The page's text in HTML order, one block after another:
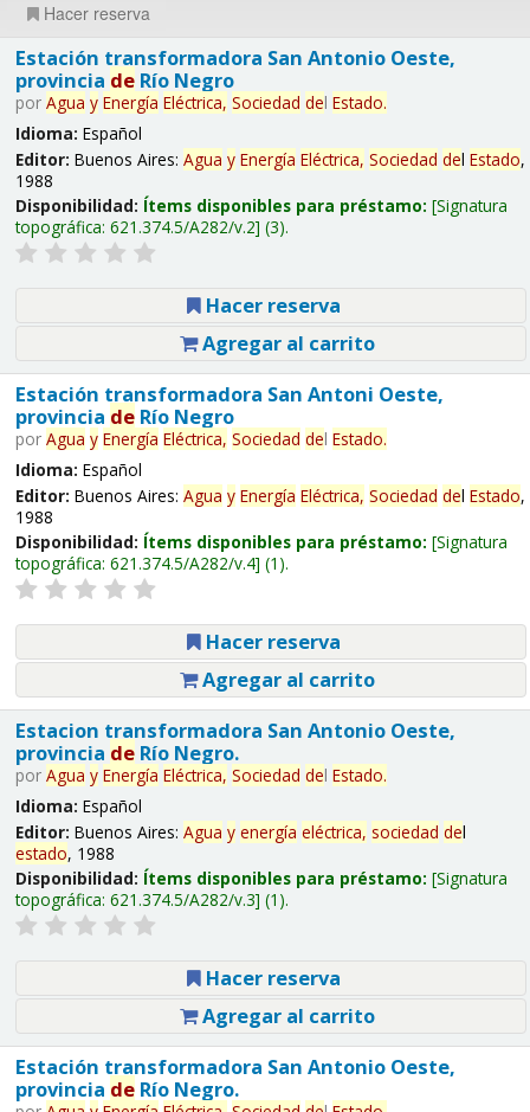
Hacer reserva
Estación transformadora San Antonio Oeste,
provincia deRío Negro
por Agua y Energía Eléctrica, Sociedad del Estado.
Idioma: Español
Editor: Buenos Aires: Agua y Energía Eléctrica, Sociedad del Estado,
1988
Disponibilidad: Ítems disponibles para préstamo: Signatura
topográfica: 621.374.5/A282/v.2 (3).
Hacer reserva
Agregar al carrito
Estación transformadora San Antoni Oeste,
provincia deRío Negro
por Agua y Energía Eléctrica, Sociedad del Estado.
Idioma: Español
Editor: Buenos Aires: Agua y Energía Eléctrica, Sociedad del Estado,
1988
Disponibilidad: Ítems disponibles para préstamo: Signatura
topográfica: 621.374.5/A282/v.4 (1).
Hacer reserva
Agregar al carrito
Estacion transformadora San Antonio Oeste,
provincia deRío Negro.
por Agua y Energía Eléctrica, Sociedad del Estado.
Idioma: Español
Editor: Buenos Aires: Agua y energía eléctrica, sociedad del
estado, 1988
Disponibilidad: Ítems disponibles para préstamo: Signatura
topográfica: 621.374.5/A282/v.3 (1).
Hacer reserva
Agregar al carrito
Estación transformadora San Antonio Oeste,
provincia deRío Negro.